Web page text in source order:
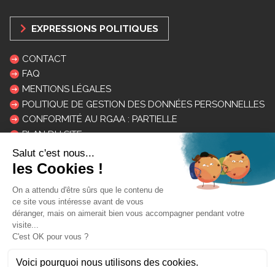
EXPRESSIONS POLITIQUES
CONTACT
FAQ
MENTIONS LÉGALES
POLITIQUE DE GESTION DES DONNÉES PERSONNELLES
CONFORMITÉ AU RGAA : PARTIELLE
PLAN DU SITE
LOGOS ET CHARTE
INSCRIPTION NEWSLETTER
Mon courriel: